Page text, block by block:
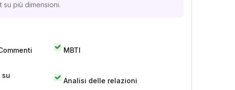
più dimensioni.
MBTI
su
Analisi delle relazioni